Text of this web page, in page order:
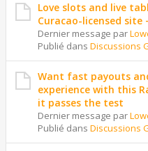
Love slots and live
Curacao-licensed
Dernier message par
Publié dans Discussions
Want fast payouts
experience with this
it passes the test
Dernier message par
Publié dans Discussions